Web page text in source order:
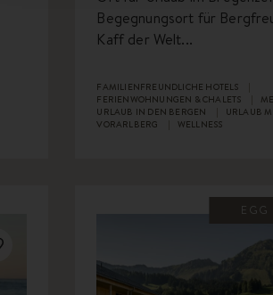
Begegnungsort für
Kaff der Welt...
FAMILIENFREUNDLICHE HOTELS
FERIENWOHNUNGEN & CHALETS
URLAUB IN DEN BERGEN
URLAUB
VORARLBERG
WELLNESS
EGG